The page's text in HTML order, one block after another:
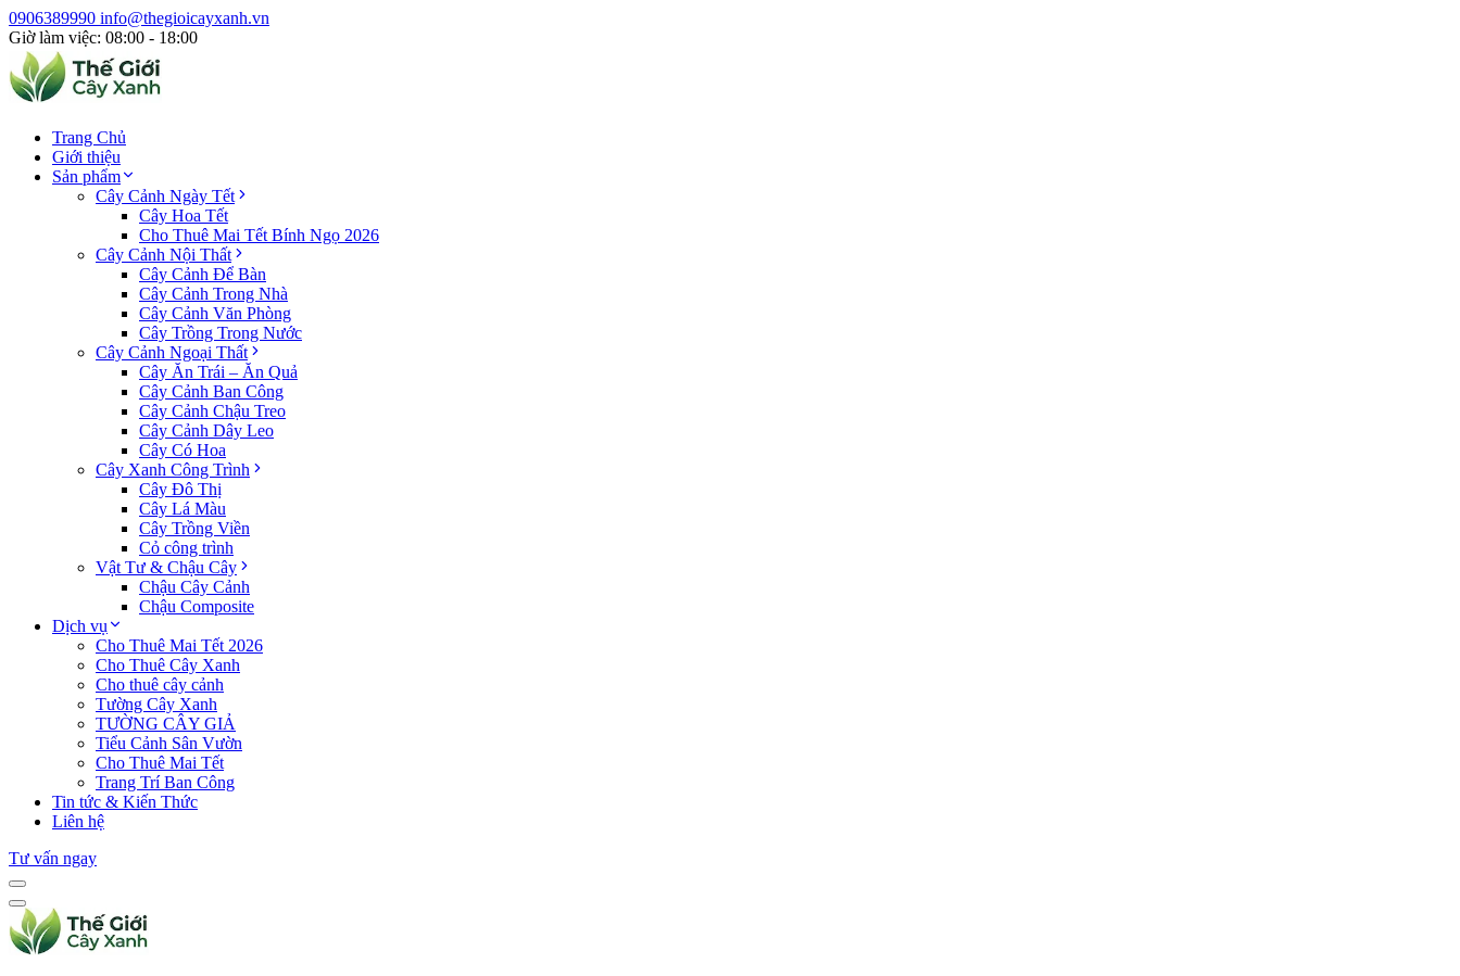
0906389990 info@thegioicayxanh.vn
Giờ làm việc: 08:00 - 18:00
Trang Chủ
Giới thiệu
Sản phẩm
Cây Cảnh Ngày Tết
Cây Hoa Tết
Cho Thuê Mai Tết Bính Ngọ 2026
Cây Cảnh Nội Thất
Cây Cảnh Để Bàn
Cây Cảnh Trong Nhà
Cây Cảnh Văn Phòng
Cây Trồng Trong Nước
Cây Cảnh Ngoại Thất
Cây Ăn Trái – Ăn Quả
Cây Cảnh Ban Công
Cây Cảnh Chậu Treo
Cây Cảnh Dây Leo
Cây Có Hoa
Cây Xanh Công Trình
Cây Đô Thị
Cây Lá Màu
Cây Trồng Viền
Cỏ công trình
Vật Tư & Chậu Cây
Chậu Cây Cảnh
Chậu Composite
Dịch vụ
Cho Thuê Mai Tết 2026
Cho Thuê Cây Xanh
Cho thuê cây cảnh
Tường Cây Xanh
TƯỜNG CÂY GIẢ
Tiểu Cảnh Sân Vườn
Cho Thuê Mai Tết
Trang Trí Ban Công
Tin tức & Kiến Thức
Liên hệ
Tư vấn ngay